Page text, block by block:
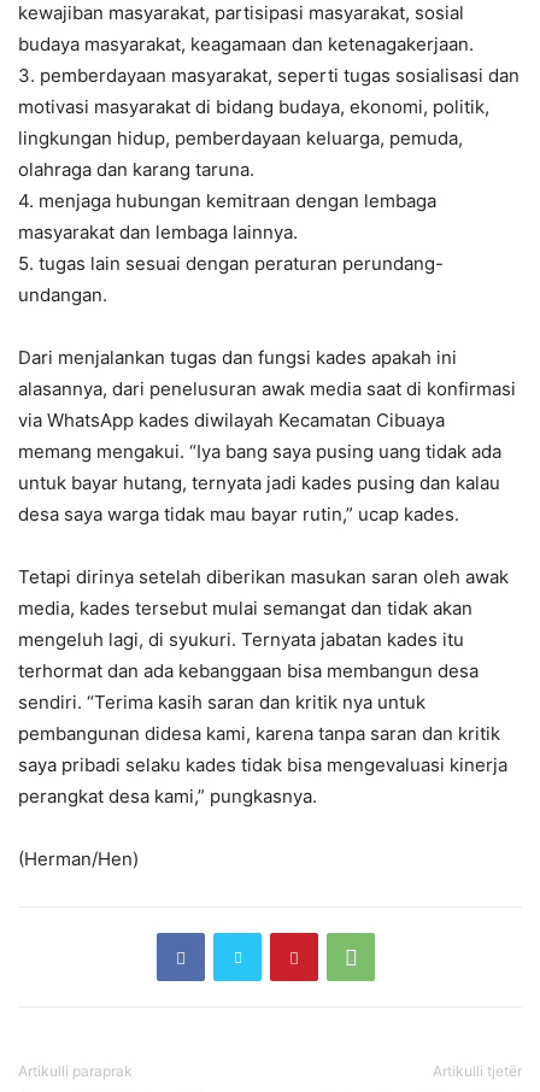
kewajiban masyarakat, partisipasi masyarakat, sosial
budaya masyarakat, keagamaan dan ketenagakerjaan.
3. pemberdayaan masyarakat, seperti tugas sosialisasi dan
motivasi masyarakat di bidang budaya, ekonomi, politik,
lingkungan hidup, pemberdayaan keluarga, pemuda,
olahraga dan karang taruna.
4. menjaga hubungan kemitraan dengan lembaga
masyarakat dan lembaga lainnya.
5. tugas lain sesuai dengan peraturan perundang-
undangan.
Dari menjalankan tugas dan fungsi kades apakah ini
alasannya, dari penelusuran awak media saat di konfirmasi
via WhatsApp kades diwilayah Kecamatan Cibuaya
memang mengakui. “Iya bang saya pusing uang tidak ada
untuk bayar hutang, ternyata jadi kades pusing dan kalau
desa saya warga tidak mau bayar rutin,” ucap kades.
Tetapi dirinya setelah diberikan masukan saran oleh awak
media, kades tersebut mulai semangat dan tidak akan
mengeluh lagi, di syukuri. Ternyata jabatan kades itu
terhormat dan ada kebanggaan bisa membangun desa
sendiri. “Terima kasih saran dan kritik nya untuk
pembangunan didesa kami, karena tanpa saran dan kritik
saya pribadi selaku kades tidak bisa mengevaluasi kinerja
perangkat desa kami,” pungkasnya.
(Herman/Hen)
Artikulli paraprak Artikulli tjetër